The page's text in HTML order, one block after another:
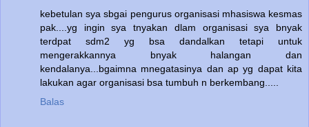
kebetulan sya sbgai pengurus organisasi mhasiswa kesmas
pak....yg ingin sya tnyakan dlam organisasi sya bnyak
terdpat sdm2 yg bsa dandalkan tetapi untuk
mengerakkannya bnyak halangan dan
kendalanya...bgaimna mnegatasinya dan ap yg dapat kita
lakukan agar organisasi bsa tumbuh n berkembang.....
Balas